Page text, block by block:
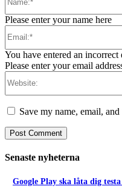
Please enter your name here
You have entered an incorrect
Please enter your email
Save my name, email,
Senaste nyheterna
Google Play ska låta dig